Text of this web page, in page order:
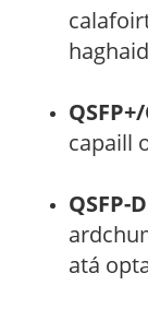
capaill
QSFP-
atá